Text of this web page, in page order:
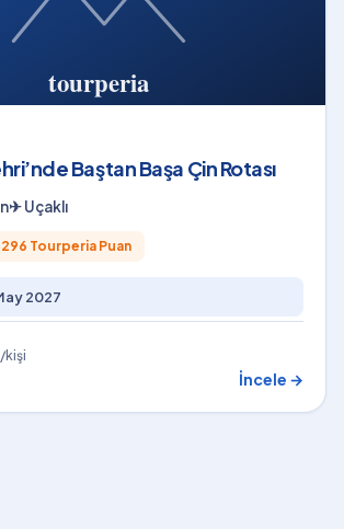
Baştan Başa Çin Rotası
✈Uçaklı
Tourperia Puan
2027
/kişi
İncele →